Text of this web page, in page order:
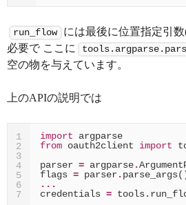
run_flow
には最後に位置指定引数
必要で ここに
空の物を与えています。
上のAPIの説明では
1
2
3
4
5
6
7
import
argparse
from oauth2client import
parser = argparse.
flags = parser.parse_args
...
credentials = tools.